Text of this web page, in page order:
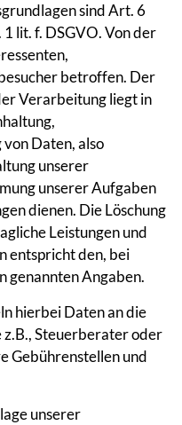
sind Art. 6
lit. f. DSGVO. Von der
betroffen. Der
Verarbeitung liegt in
Daten, also
unserer
unserer Aufgaben
dienen. Die Löschung
Leistungen und
entspricht den, bei
genannten Angaben.
hierbei Daten an die
Steuerberater oder
Gebührenstellen und
unserer